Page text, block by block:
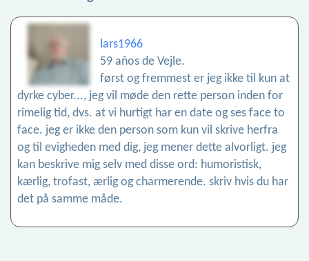
lars1966
59 años de Vejle.
først og fremmest er jeg ikke til kun at
dyrke cyber..., jeg vil møde den rette person inden for
rimelig tid, dvs. at vi hurtigt har en date og ses face to
face. jeg er ikke den person som kun vil skrive herfra
og til evigheden med dig, jeg mener dette alvorligt. jeg
kan beskrive mig selv med disse ord: humoristisk,
kærlig, trofast, ærlig og charmerende. skriv hvis du har
det på samme måde.